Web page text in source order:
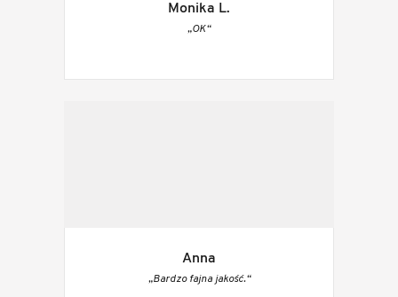
Monika L.
„OK“
Anna
„Bardzo fajna jakość.“